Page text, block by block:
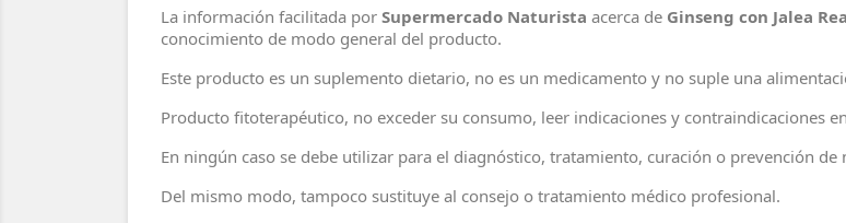
La información facilitada por Supermercado Naturista acerca de Ginseng con Jalea
conocimiento de modo general del producto.
Este producto es un suplemento dietario, no es un medicamento y no suple una
Producto fitoterapéutico, no exceder su consumo, leer indicaciones y contraindicaciones
En ningún caso se debe utilizar para el diagnóstico, tratamiento, curación o prevención de
Del mismo modo, tampoco sustituye al consejo o tratamiento médico profesional.